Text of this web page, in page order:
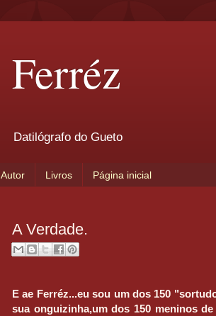
Ferréz
Datilógrafo do Gueto
Autor Livros Página inicial
A Verdade.
E ae Ferréz...eu sou um dos 150
sua onguizinha,um dos 150 meninos